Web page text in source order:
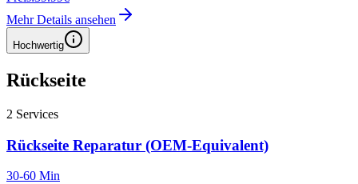
Mehr Details ansehen
Hochwertig
Rückseite
2 Services
Rückseite Reparatur (OEM-Equivalent)
30-60 Min